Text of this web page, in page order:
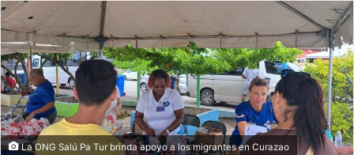
La ONG Salú Pa Tur brinda apoyo a los migrantes en Curazao